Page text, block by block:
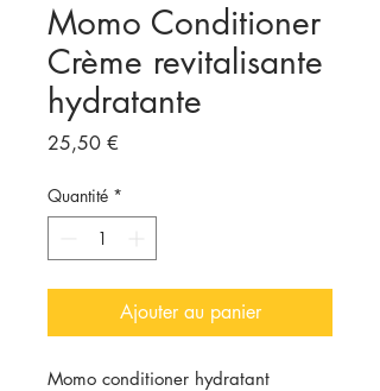
Momo Conditioner
Crème revitalisante
hydratante
25,50 €
Quantité *
Ajouter au panier
Momo conditioner hydratant